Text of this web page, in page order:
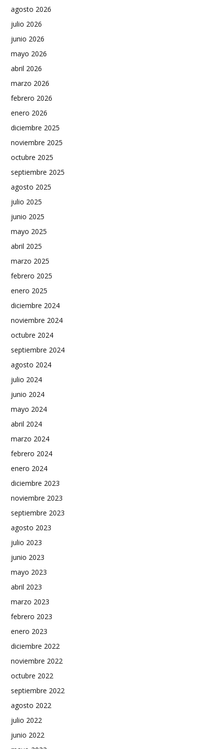
agosto 2026
julio 2026
junio 2026
mayo 2026
abril 2026
marzo 2026
febrero 2026
enero 2026
diciembre 2025
noviembre 2025
octubre 2025
septiembre 2025
agosto 2025
julio 2025
junio 2025
mayo 2025
abril 2025
marzo 2025
febrero 2025
enero 2025
diciembre 2024
noviembre 2024
octubre 2024
septiembre 2024
agosto 2024
julio 2024
junio 2024
mayo 2024
abril 2024
marzo 2024
febrero 2024
enero 2024
diciembre 2023
noviembre 2023
septiembre 2023
agosto 2023
julio 2023
junio 2023
mayo 2023
abril 2023
marzo 2023
febrero 2023
enero 2023
diciembre 2022
noviembre 2022
octubre 2022
septiembre 2022
agosto 2022
julio 2022
junio 2022